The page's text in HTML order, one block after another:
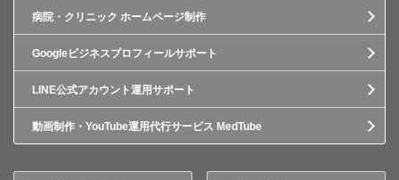
病院・クリニック ホームページ制作
Googleビジネスプロフィールサポート
LINE公式アカウント運用サポート
動画制作・YouTube運用代行サービス MedTube